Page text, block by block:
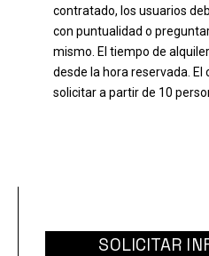
contratado, los usuarios
con puntualidad o
mismo. El tiempo de
desde la hora reservada. El
solicitar a partir de 10
SOLICITAR